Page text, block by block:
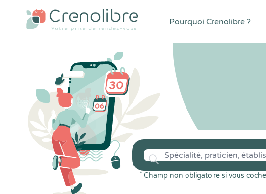
Pourquoi Crenolibre ?
* Champ non obligatoire si vous